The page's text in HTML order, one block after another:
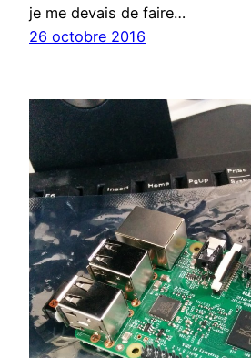
je me devais de faire…
26 octobre 2016